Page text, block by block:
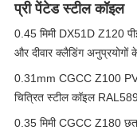
प्री पेंटेड स्टील कॉइल
0.45 मिमी DX51D Z120
और दीवार क्लैडिंग अनुप्रयोगों
0.31mm CGCC Z100
चित्रित स्टील कॉइल
0.35 मिमी CGCC Z180